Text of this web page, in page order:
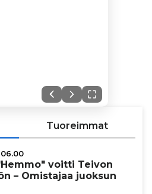
Tuoreimmat
voitti Teivon
– Omistajaa juoksun